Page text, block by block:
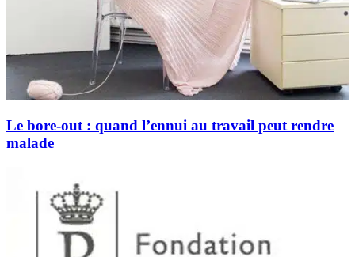
Le bore-out : quand l’ennui au travail peut rendre
malade